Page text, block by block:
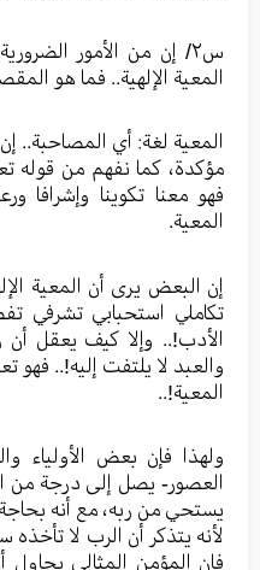
س٢/ إن من الأمور
المعية الإلهية.. فما هو
المعية لغة: أي المصاحبة..
مؤكدة، كما نفهم من قوله
فهو معنا تكوينا وإشرافا
المعية.
إن البعض يرى أن المعية
تكاملي استحبابي تشرفي
الأدب!.. وإلا كيف يعقل أن
والعبد لا يلتفت إليه!.. فهو
المعية!..
ولهذا فإن بعض الأولياء
العصور- يصل إلى درجة من
يستحي من ربه، مع أنه بحاجة
لأنه يتذكر أن الرب لا تأخذه
فإن المؤمن المثالي